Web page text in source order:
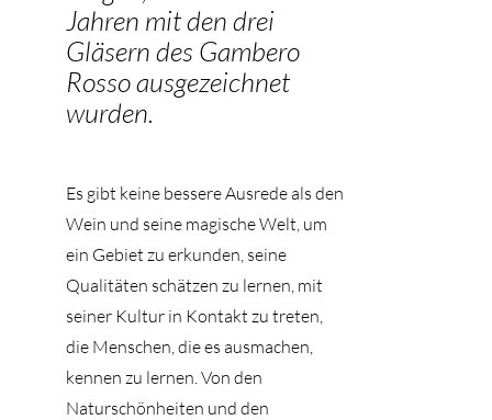
Jahren mit den drei
Gläsern des Gambero
Rosso ausgezeichnet
wurden.
Es gibt keine bessere Ausrede als den
Wein und seine magische Welt, um
ein Gebiet zu erkunden, seine
Qualitäten schätzen zu lernen, mit
seiner Kultur in Kontakt zu treten,
die Menschen, die es ausmachen,
kennen zu lernen. Von den
Naturschönheiten und den